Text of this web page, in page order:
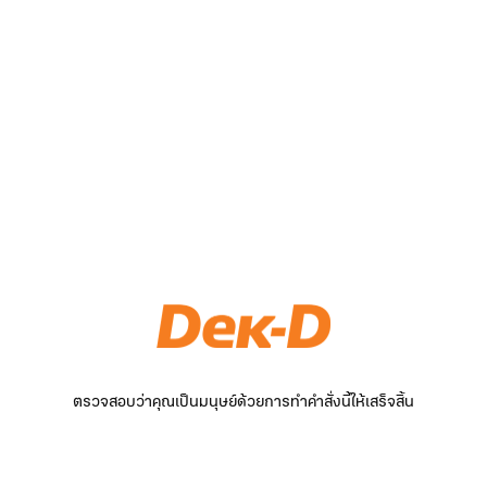
ตรวจสอบว่าคุณเป็นมนุษย์ด้วยการทำคำสั่งนี้ให้เสร็จสิ้น